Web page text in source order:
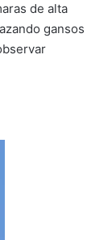
de alta
gansos